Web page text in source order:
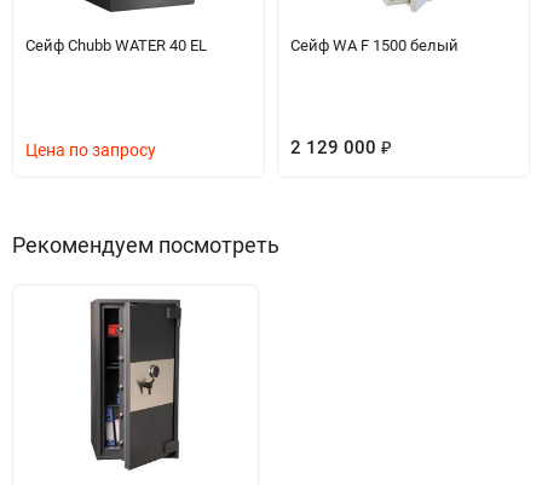
Сейф Chubb WATER 40 EL
Цена по запросу
Сейф WA F 1500 белый
2 129 000 ₽
Рекомендуем посмотреть